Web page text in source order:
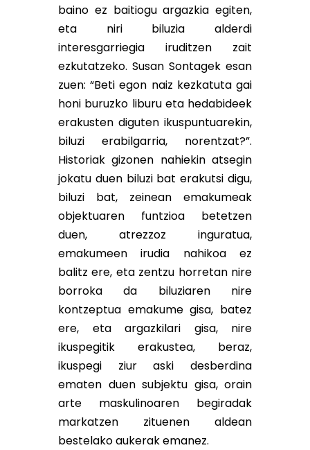
baino ez baitiogu argazkia egiten,
eta niri biluzia alderdi
interesgarriegia iruditzen zait
ezkutatzeko. Susan Sontagek esan
zuen: “Beti egon naiz kezkatuta gai
honi buruzko liburu eta hedabideek
erakusten diguten ikuspuntuarekin,
biluzi erabilgarria, norentzat?”.
Historiak gizonen nahiekin atsegin
jokatu duen biluzi bat erakutsi digu,
biluzi bat, zeinean emakumeak
objektuaren funtzioa betetzen
duen, atrezzoz inguratua,
emakumeen irudia nahikoa ez
balitz ere, eta zentzu horretan nire
borroka da biluziaren nire
kontzeptua emakume gisa, batez
ere, eta argazkilari gisa, nire
ikuspegitik erakustea, beraz,
ikuspegi ziur aski desberdina
ematen duen subjektu gisa, orain
arte maskulinoaren begiradak
markatzen zituenen aldean
bestelako aukerak emanez.